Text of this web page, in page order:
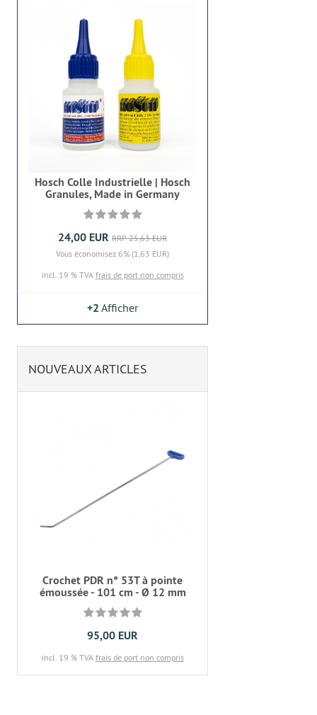
Hosch Colle Industrielle | Hosch
Granules, Made in Germany
24,00 EUR RRP 25,63 EUR
Vous économisez 6% (1,63 EUR)
incl. 19 % TVA frais de port non compris
+2 Afficher
NOUVEAUX ARTICLES
Crochet PDR n° 53T à pointe
émoussée - 101 cm - Ø 12 mm
95,00 EUR
incl. 19 % TVA frais de port non compris